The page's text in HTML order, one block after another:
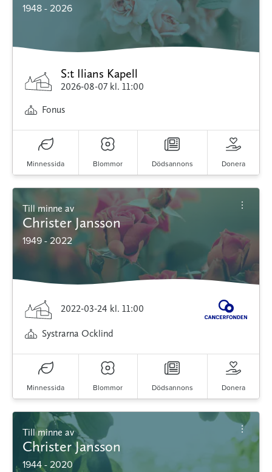
1948 - 2026
S:t Ilians Kapell
2026-08-07 kl. 11:00
Fonus
Minnessida Blommor Dödsannons Donera
Till minne av
Christer Jansson
1949 - 2022
2022-03-24 kl. 11:00
Systrarna Ocklind
Minnessida Blommor Dödsannons Donera
Till minne av
Christer Jansson
1944 - 2020